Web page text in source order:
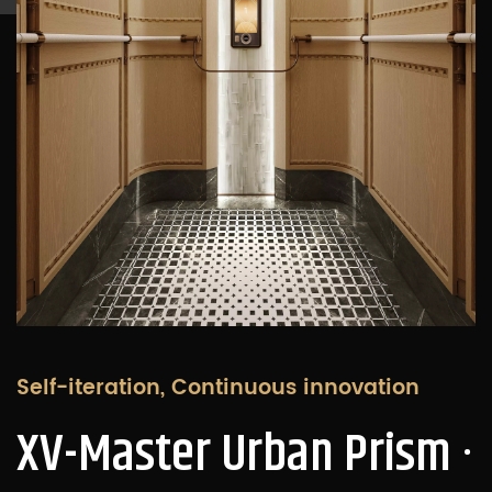
Self-iteration, Continuous innovation
XV-Master Urban Prism ·